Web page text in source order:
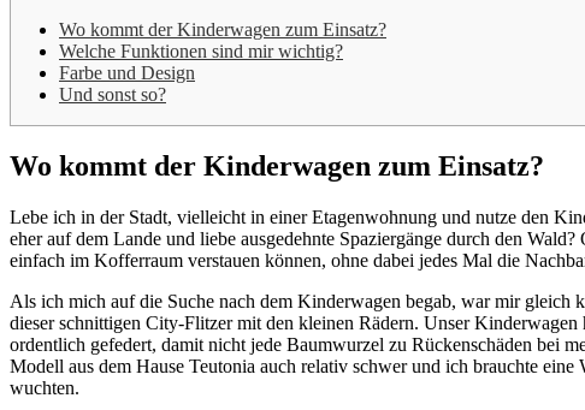
Wo kommt der Kinderwagen zum Einsatz?
Welche Funktionen sind mir wichtig?
Farbe und Design
Und sonst so?
Wo kommt der Kinderwagen zum Einsatz?
Lebe ich in der Stadt, vielleicht in einer Etagenwohnung und nutze den
eher auf dem Lande und liebe ausgedehnte Spaziergänge durch den
einfach im Kofferraum verstauen können, ohne dabei jedes Mal die
Als ich mich auf die Suche nach dem Kinderwagen begab, war mir gleich
dieser schnittigen City-Flitzer mit den kleinen Rädern. Unser
ordentlich gefedert, damit nicht jede Baumwurzel zu Rückenschäden bei
Modell aus dem Hause Teutonia auch relativ schwer und ich brauchte
wuchten.